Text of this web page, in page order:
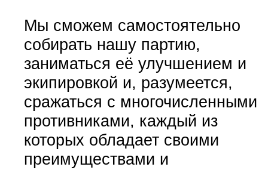
Мы сможем самостоятельно
собирать нашу партию,
заниматься её улучшением и
экипировкой и, разумеется,
сражаться с многочисленными
противниками, каждый из
которых обладает своими
преимуществами и